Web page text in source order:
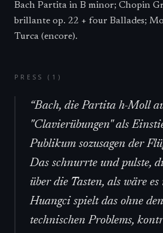
Bach Partita in B minor; Chopin
brillante op. 22 + four Ballades;
Turca (encore).
PRESS ( 1 )
“Bach, die Partita h-Moll
"Clavierübungen" als
Publikum sozusagen der
Das schnurrte und pulste,
über die Tasten, als wäre
Huangci spielt das ohne
technischen Problems,